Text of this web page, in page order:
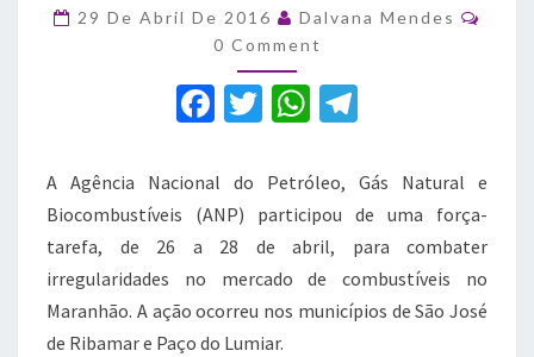
em
força-
tarefa
no
Maranhão
29 De Abril De 2016 Dalvana Mendes
0 Comment
F
c
e
b
o
o
T
it
te
r
W
at
s
A
p
p
e
gr
a
m
A Agência Nacional do Petróleo, Gás Natural e
Biocombustíveis (ANP) participou de uma força-
tarefa, de 26 a 28 de abril, para combater
irregularidades no mercado de combustíveis no
Maranhão. A ação ocorreu nos municípios de São José
de Ribamar e Paço do Lumiar.